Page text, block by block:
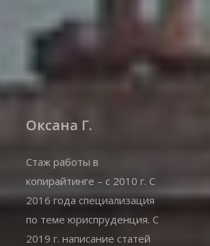
Оксана Г.
Стаж работы в
копирайтинге – с 2010 г. С
2016 года специализация
по теме юриспруденция. С
2019 г. написание статей